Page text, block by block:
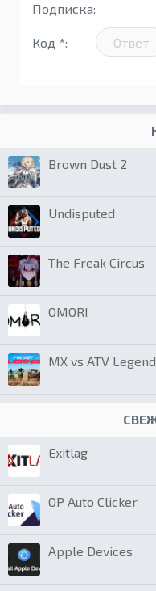
Подписка:
Код *:
Brown Dust 2
Undisputed
The Freak Circus
OMORI
MX vs ATV
Exitlag
OP Auto Clicker
Apple Devices